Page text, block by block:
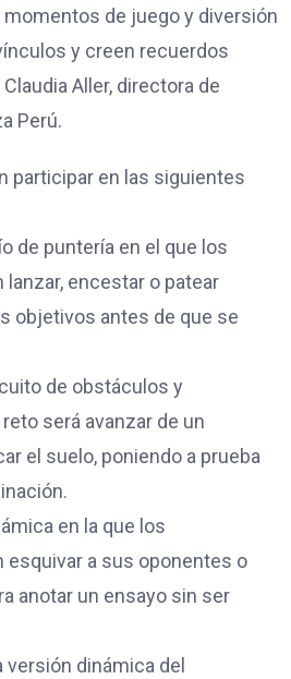
de juego y diversión
y creen recuerdos
Aller, directora de
Perú.
participar en las siguientes
de puntería en el que los
encestar o patear
objetivos antes de que se
de obstáculos y
será avanzar de un
el suelo, poniendo a prueba
en la que los
esquivar a sus oponentes o
anotar un ensayo sin ser
versión dinámica del